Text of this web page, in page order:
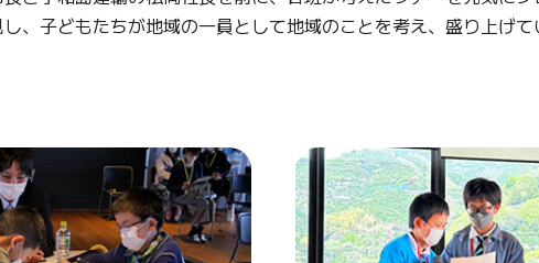
、子どもたちが地域の一員として地域のことを考え、盛り上げ